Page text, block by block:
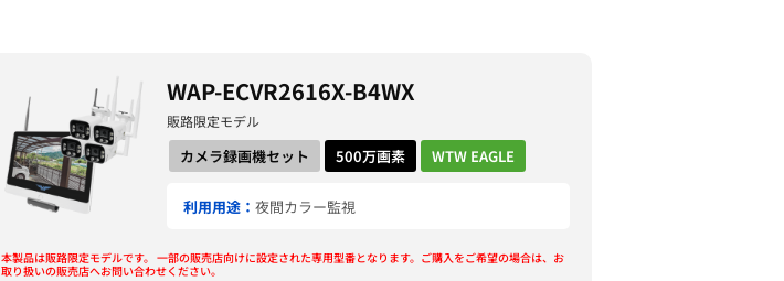
WAP-ECVR2616X-B4WX
販路限定モデル
カメラ録画機セット 500万画素 WTW EAGLE
利用用途： 夜間カラー監視
本製品は販路限定モデルです。 一部の販売店向けに設定された専用型番となります。ご購入をご希望の場合は、お
取り扱いの販売店へお問い合わせください。